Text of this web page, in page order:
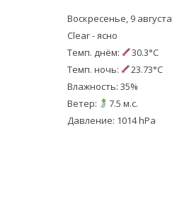
Воскресенье, 9 августа
Clear - ясно
Темп. днём:
30.3°C
Темп. ночь:
23.73°C
Влажность: 35%
Ветер:
7.5 м.с.
Давление: 1014 hPa